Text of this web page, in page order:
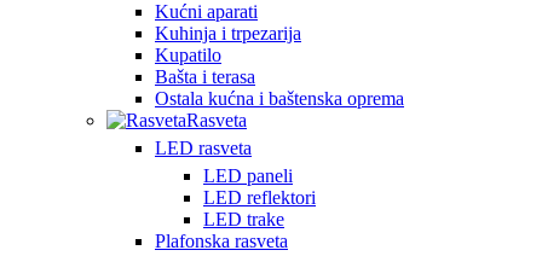
Kućni aparati
Kuhinja i trpezarija
Kupatilo
Bašta i terasa
Ostala kućna i baštenska oprema
Rasveta
LED rasveta
LED paneli
LED reflektori
LED trake
Plafonska rasveta